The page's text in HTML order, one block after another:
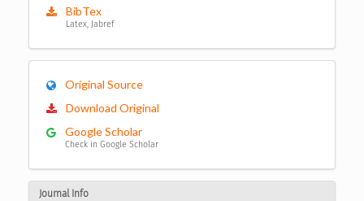
BibTex
Latex, Jabref
Original Source
Download Original
Google Scholar
Check in Google Scholar
Journal Info